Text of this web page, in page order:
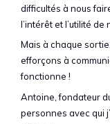
difficultés à nous
l’intérêt et l’utilité
Mais à chaque
efforçons à
fonctionne !
Antoine, fondateur
personnes avec qui